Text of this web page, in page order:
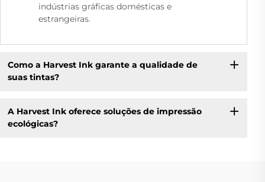
indústrias gráficas domésticas e
estrangeiras.
Como a Harvest Ink garante a qualidade de
suas tintas?
A Harvest Ink oferece soluções de impressão
ecológicas?